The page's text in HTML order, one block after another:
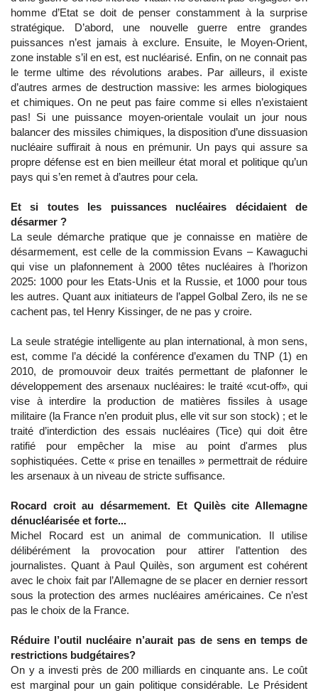
homme d’Etat se doit de penser constamment à la surprise
stratégique. D’abord, une nouvelle guerre entre grandes
puissances n’est jamais à exclure. Ensuite, le Moyen-Orient,
zone instable s’il en est, est nucléarisé. Enfin, on ne connait pas
le terme ultime des révolutions arabes. Par ailleurs, il existe
d’autres armes de destruction massive: les armes biologiques
et chimiques. On ne peut pas faire comme si elles n’existaient
pas! Si une puissance moyen-orientale voulait un jour nous
balancer des missiles chimiques, la disposition d’une dissuasion
nucléaire suffirait à nous en prémunir. Un pays qui assure sa
propre défense est en bien meilleur état moral et politique qu’un
pays qui s’en remet à d’autres pour cela.
Et si toutes les puissances nucléaires décidaient de
désarmer ?
La seule démarche pratique que je connaisse en matière de
désarmement, est celle de la commission Evans – Kawaguchi
qui vise un plafonnement à 2000 têtes nucléaires à l’horizon
2025: 1000 pour les Etats-Unis et la Russie, et 1000 pour tous
les autres. Quant aux initiateurs de l’appel Golbal Zero, ils ne se
cachent pas, tel Henry Kissinger, de ne pas y croire.
La seule stratégie intelligente au plan international, à mon sens,
est, comme l’a décidé la conférence d’examen du TNP (1) en
2010, de promouvoir deux traités permettant de plafonner le
développement des arsenaux nucléaires: le traité «cut-off», qui
vise à interdire la production de matières fissiles à usage
militaire (la France n’en produit plus, elle vit sur son stock) ; et le
traité d’interdiction des essais nucléaires (Tice) qui doit être
ratifié pour empêcher la mise au point d'armes plus
sophistiquées. Cette « prise en tenailles » permettrait de réduire
les arsenaux à un niveau de stricte suffisance.
Rocard croit au désarmement. Et Quilès cite Allemagne
dénucléarisée et forte...
Michel Rocard est un animal de communication. Il utilise
délibérément la provocation pour attirer l’attention des
journalistes. Quant à Paul Quilès, son argument est cohérent
avec le choix fait par l’Allemagne de se placer en dernier ressort
sous la protection des armes nucléaires américaines. Ce n’est
pas le choix de la France.
Réduire l’outil nucléaire n’aurait pas de sens en temps de
restrictions budgétaires?
On y a investi près de 200 milliards en cinquante ans. Le coût
est marginal pour un gain politique considérable. Le Président